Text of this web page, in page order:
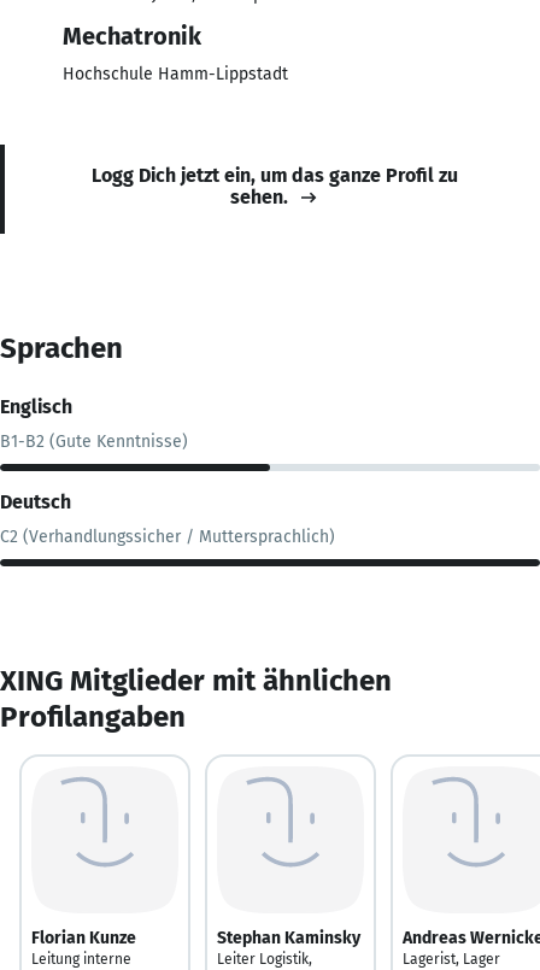
Mechatronik
Hochschule Hamm-Lippstadt
Logg Dich jetzt ein, um das ganze Profil zu
sehen.
Sprachen
Englisch
B1-B2 (Gute Kenntnisse)
Deutsch
C2 (Verhandlungssicher / Muttersprachlich)
XING Mitglieder mit ähnlichen
Profilangaben
Florian Kunze
Leitung interne
Stephan Kaminsky
Leiter Logistik,
Andreas
Lagerist, Lager